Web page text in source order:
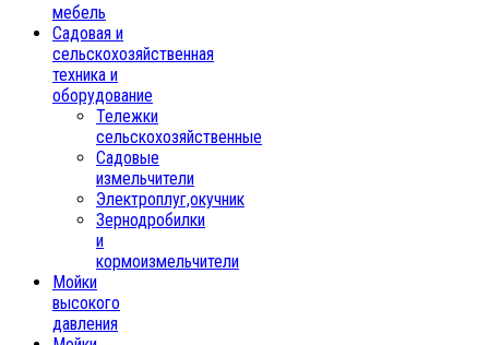
мебель
Садовая и
сельскохозяйственная
техника и
оборудование
Тележки
сельскохозяйственные
Садовые
измельчители
Электроплуг,окучник
Зернодробилки
и
кормоизмельчители
Мойки
высокого
давления